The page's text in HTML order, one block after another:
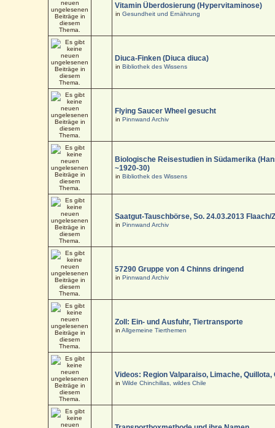
Vitamin Überdosierung (Hypervitaminose)
inGesundheit und Ernährung
Diuca-Finken (Diuca diuca)
inBibliothek des Wissens
Flying Saucer Wheel gesucht
inPinnwand Archiv
Biologische Reisestudien in Südamerika
~1920-30)
inBibliothek des Wissens
Saatgut-Tauschbörse, So. 24.03.2013 Flaach/
inPinnwand Archiv
57290 Gruppe von 4 Chinns dringend
inPinnwand Archiv
Zoll: Ein- und Ausfuhr, Tiertransporte
inAllgemeine Tierthemen
Videos: Region Valparaiso, Limache, Quillota,
inWilde Chinchillas, wildes Chile